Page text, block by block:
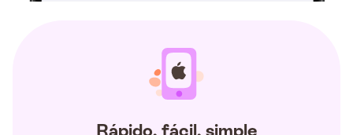
Rápido, fácil, simple